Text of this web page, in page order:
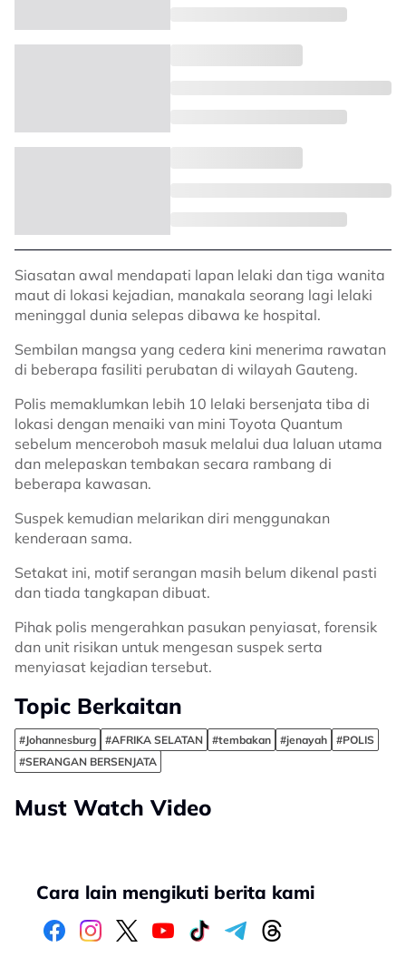
Siasatan awal mendapati lapan lelaki dan tiga wanita
maut di lokasi kejadian, manakala seorang lagi lelaki
meninggal dunia selepas dibawa ke hospital.
Sembilan mangsa yang cedera kini menerima rawatan
di beberapa fasiliti perubatan di wilayah Gauteng.
Polis memaklumkan lebih 10 lelaki bersenjata tiba di
lokasi dengan menaiki van mini Toyota Quantum
sebelum menceroboh masuk melalui dua laluan utama
dan melepaskan tembakan secara rambang di
beberapa kawasan.
Suspek kemudian melarikan diri menggunakan
kenderaan sama.
Setakat ini, motif serangan masih belum dikenal pasti
dan tiada tangkapan dibuat.
Pihak polis mengerahkan pasukan penyiasat, forensik
dan unit risikan untuk mengesan suspek serta
menyiasat kejadian tersebut.
Topic Berkaitan
#Johannesburg #AFRIKA SELATAN #tembakan #jenayah
#POLIS
#SERANGAN BERSENJATA
Must Watch Video
Cara lain mengikuti berita kami